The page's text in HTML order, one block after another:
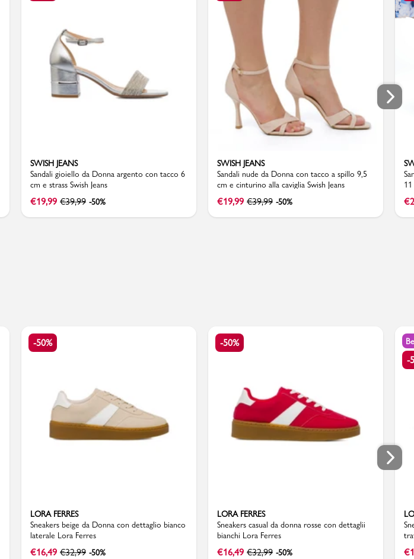
SWISH JEANS
Sandali gioiello da Donna argento con tacco 6
cm e strass Swish Jeans
€19,99 €39,99 -50%
SWISH JEANS
Sandali nude da Donna con tacco a spillo 9,5
cm e cinturino alla caviglia Swish Jeans
€19,99 €39,99 -50% €
-50%
LORA FERRES
Sneakers beige da Donna con dettaglio bianco
laterale Lora Ferres
€16,49 €32,99 -50%
-50%
LORA FERRES
Sneakers casual da donna rosse con dettaglii
bianchi Lora Ferres
€16,49 €32,99 -50%
-
€